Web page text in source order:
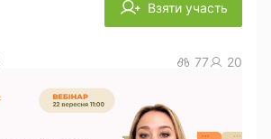
Взяти участь
77 20